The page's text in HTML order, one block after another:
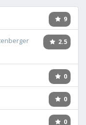
9
2.5
0
0
0